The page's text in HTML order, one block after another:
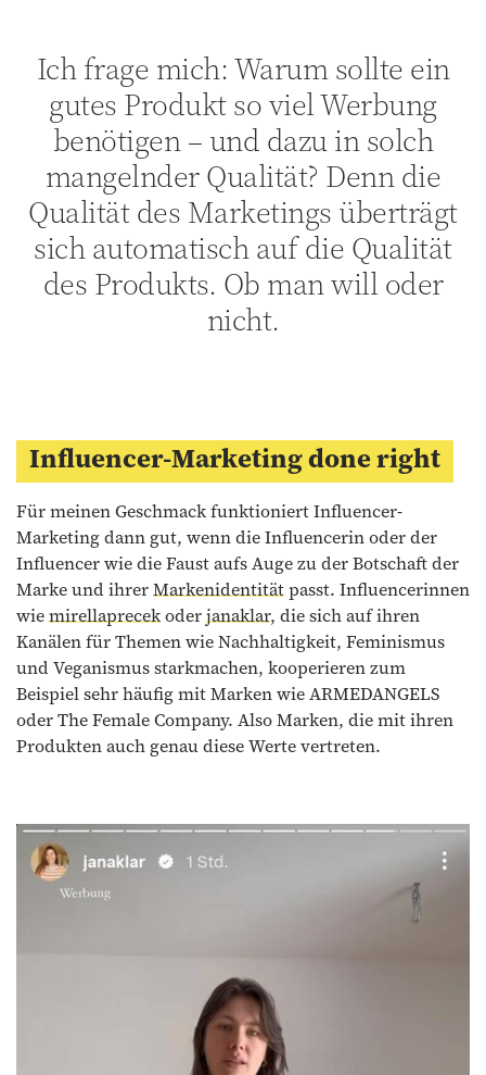
Ich frage mich: Warum sollte ein
gutes Produkt so viel Werbung
benötigen – und dazu in solch
mangelnder Qualität? Denn die
Qualität des Marketings überträgt
sich automatisch auf die Qualität
des Produkts. Ob man will oder
nicht.
Influencer-Marketing done right
Für meinen Geschmack funktioniert Influencer-
Marketing dann gut, wenn die Influencerin oder der
Influencer wie die Faust aufs Auge zu der Botschaft der
Marke und ihrerMarkenidentitätpasst. Influencerinnen
wiemirellaprecekoderjanaklar, die sich auf ihren
Kanälen für Themen wie Nachhaltigkeit, Feminismus
und Veganismus starkmachen, kooperieren zum
Beispiel sehr häufig mit Marken wie ARMEDANGELS
oder The Female Company. Also Marken, die mit ihren
Produkten auch genau diese Werte vertreten.